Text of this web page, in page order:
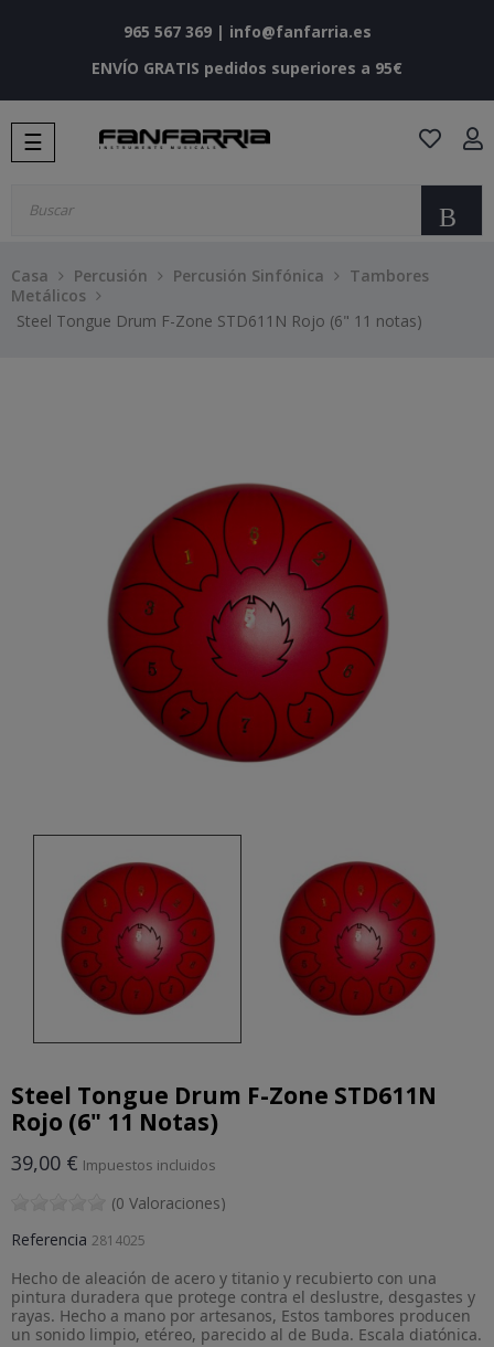
965 567 369| info@fanfarria.es
ENVÍO GRATIS pedidos superiores a 95€
Navegación
de
☰
Casa Percusión Percusión Sinfónica
Tambores
Metálicos
Steel Tongue Drum F-Zone STD611N Rojo (6" 11 notas)
Steel Tongue Drum F-Zone STD611N
Rojo (6" 11 Notas)
39,00 € Impuestos incluidos
(0 Valoraciones)
Referencia 2814025
Hecho de aleación de acero y titanio y recubierto con una
pintura duradera que protege contra el deslustre, desgastes y
rayas. Hecho a mano por artesanos, Estos tambores producen
un sonido limpio, etéreo, parecido al de Buda. Escala diatónica.